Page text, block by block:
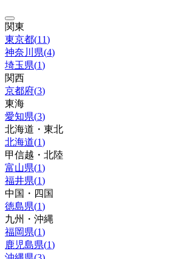
関東
東京都(11)
神奈川県(4)
埼玉県(1)
関西
京都府(3)
東海
愛知県(3)
北海道・東北
北海道(1)
甲信越・北陸
富山県(1)
福井県(1)
中国・四国
徳島県(1)
九州・沖縄
福岡県(1)
鹿児島県(1)